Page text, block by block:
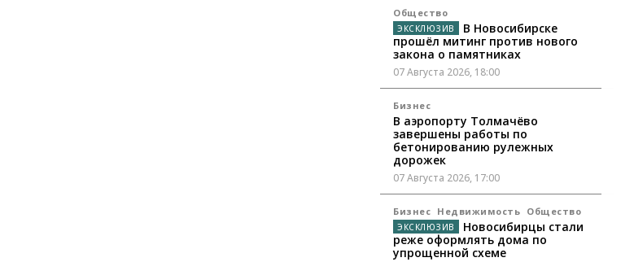
Общество
В Новосибирске
прошёл митинг против нового
закона о памятниках
07 Августа 2026, 18:00
Бизнес
В аэропорту Толмачёво
завершены работы по
бетонированию рулежных
дорожек
07 Августа 2026, 17:00
Бизнес Недвижимость Общество
Новосибирцы стали
реже оформлять дома по
упрощенной схеме